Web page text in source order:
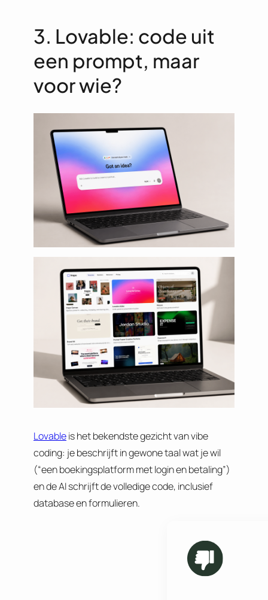
3. Lovable: code uit
een prompt, maar
voor wie?
Lovableis het bekendste gezicht van vibe
coding: je beschrijft in gewone taal wat je wil
(“een boekingsplatform met login en betaling”)
en de AI schrijft de volledige code, inclusief
database en formulieren.